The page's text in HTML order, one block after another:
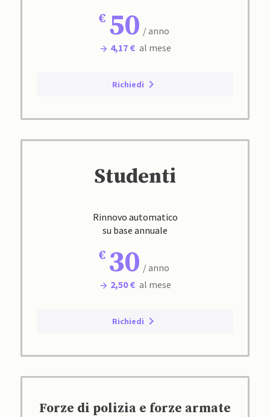
50 / anno
4,17 € al mese
Richiedi
Studenti
Rinnovo automatico
su base annuale
30 / anno
2,50 € al mese
Richiedi
Forze di polizia e forze armate